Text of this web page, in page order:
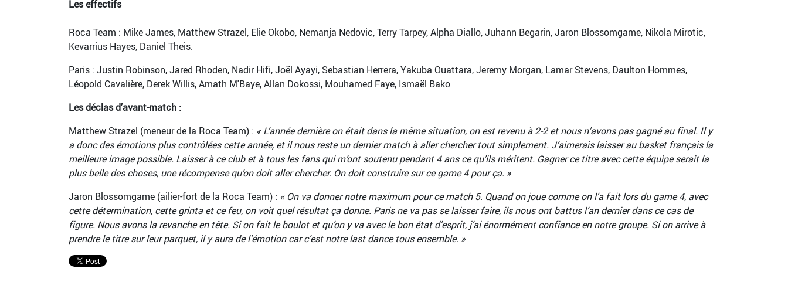
Les effectifs
Roca Team : Mike James, Matthew Strazel, Elie Okobo, Nemanja Nedovic, Terry Tarpey, Alpha Diallo, Juhann Begarin, Jaron Blossomgame, Nikola Mirotic,
Kevarrius Hayes, Daniel Theis.
Paris : Justin Robinson, Jared Rhoden, Nadir Hifi, Joël Ayayi, Sebastian Herrera, Yakuba Ouattara, Jeremy Morgan, Lamar Stevens, Daulton Hommes,
Léopold Cavalière, Derek Willis, Amath M'Baye, Allan Dokossi, Mouhamed Faye, Ismaël Bako
Les déclas d’avant-match :
Matthew Strazel (meneur de la Roca Team) : « L’année dernière on était dans la même situation, on est revenu à 2-2 et nous n’avons pas gagné au final. Il y
a donc des émotions plus contrôlées cette année, et il nous reste un dernier match à aller chercher tout simplement. J’aimerais laisser au basket français la
meilleure image possible. Laisser à ce club et à tous les fans qui m’ont soutenu pendant 4 ans ce qu’ils méritent. Gagner ce titre avec cette équipe serait la
plus belle des choses, une récompense qu’on doit aller chercher. On doit construire sur ce game 4 pour ça. »
Jaron Blossomgame (ailier-fort de la Roca Team) : « On va donner notre maximum pour ce match 5. Quand on joue comme on l’a fait lors du game 4, avec
cette détermination, cette grinta et ce feu, on voit quel résultat ça donne. Paris ne va pas se laisser faire, ils nous ont battus l’an dernier dans ce cas de
figure. Nous avons la revanche en tête. Si on fait le boulot et qu’on y va avec le bon état d’esprit, j’ai énormément confiance en notre groupe. Si on arrive à
prendre le titre sur leur parquet, il y aura de l’émotion car c’est notre last dance tous ensemble. »